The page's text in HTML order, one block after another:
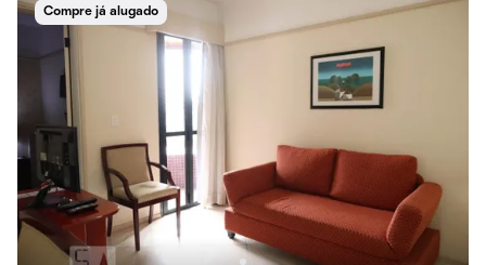
Compre já alugado